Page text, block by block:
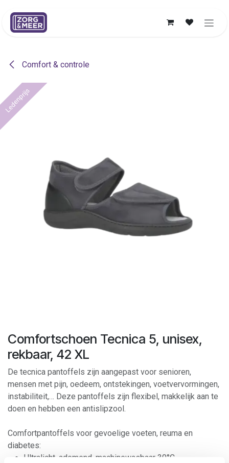
Comfort & controle
Ledenprijs
Comfortschoen Tecnica 5, unisex,
rekbaar, 42 XL
De tecnica pantoffels zijn aangepast voor senioren,
mensen met pijn, oedeem, ontstekingen, voetvervormingen,
instabiliteit,… Deze pantoffels zijn flexibel, makkelijk aan te
doen en hebben een antislipzool.
Comfortpantoffels voor gevoelige voeten, reuma en
diabetes:
Ultralicht, ademend, machinewasbaar 30°C